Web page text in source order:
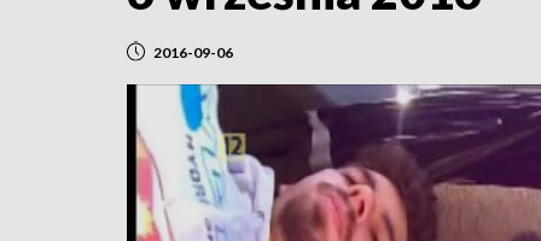
2016-09-06